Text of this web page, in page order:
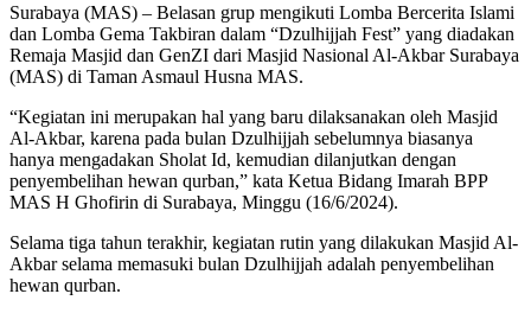
Surabaya (MAS) – Belasan grup mengikuti Lomba Bercerita Islami
dan Lomba Gema Takbiran dalam “Dzulhijjah Fest” yang diadakan
Remaja Masjid dan GenZI dari Masjid Nasional Al-Akbar Surabaya
(MAS) di Taman Asmaul Husna MAS.
“Kegiatan ini merupakan hal yang baru dilaksanakan oleh Masjid
Al-Akbar, karena pada bulan Dzulhijjah sebelumnya biasanya
hanya mengadakan Sholat Id, kemudian dilanjutkan dengan
penyembelihan hewan qurban,” kata Ketua Bidang Imarah BPP
MAS H Ghofirin di Surabaya, Minggu (16/6/2024).
Selama tiga tahun terakhir, kegiatan rutin yang dilakukan Masjid Al-
Akbar selama memasuki bulan Dzulhijjah adalah penyembelihan
hewan qurban.